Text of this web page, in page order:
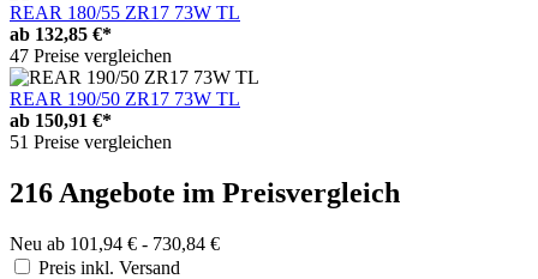
REAR 180/55 ZR17 73W TL
ab 132,85 €*
47 Preise vergleichen
REAR 190/50 ZR17 73W TL
ab 150,91 €*
51 Preise vergleichen
216 Angebote im Preisvergleich
Neu ab 101,94 € - 730,84 €
Preis inkl. Versand